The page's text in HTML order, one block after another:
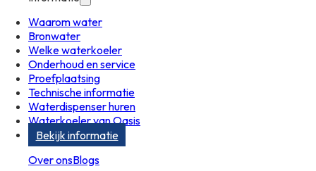
Waarom water
Bronwater
Welke waterkoeler
Onderhoud en service
Proefplaatsing
Technische informatie
Waterdispenser huren
Waterkoeler van Oasis
Bekijk informatie
Over onsBlogs